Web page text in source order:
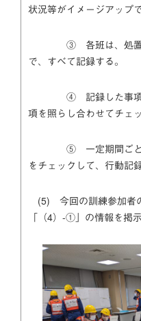
状況等がイメージアップ
③ 各班は、処置事
で、すべて記録する。
④ 記録した事項（
項を照らし合わせてチェ
⑤ 一定期間ごとに
をチェックして、行動記
(5) 今回の訓練参加者
「（4）-①」の情報を掲